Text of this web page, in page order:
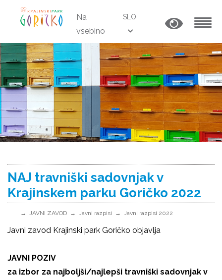
Na
vsebino
SLO
NAJ travniški sadovnjak v
Krajinskem parku Goričko 2022
JAVNI ZAVOD Javni razpisi Javni razpisi 2022
Javni zavod Krajinski park Goričko objavlja
JAVNI POZIV
za izbor za najboljši/najlepši travniški sadovnjak v